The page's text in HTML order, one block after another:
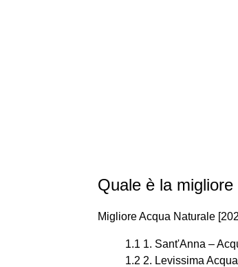
Quale è la
Migliore Acqua Naturale
1.1 1. Sant'Anna –
1.2 2. Levissima